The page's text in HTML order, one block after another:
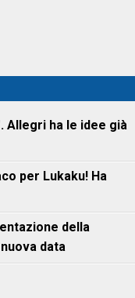
Allegri ha le idee già
per Lukaku! Ha
della
data